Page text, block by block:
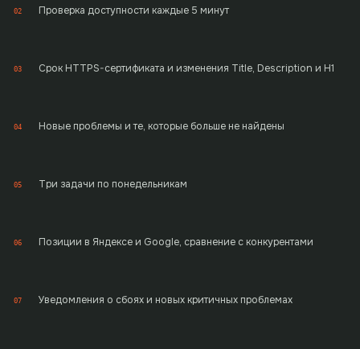
02 Проверка доступности каждые 5 минут
03 Срок HTTPS-сертификата и изменения Title, Description и H1
04 Новые проблемы и те, которые больше не найдены
05 Три задачи по понедельникам
06 Позиции в Яндексе и Google, сравнение с конкурентами
07 Уведомления о сбоях и новых критичных проблемах